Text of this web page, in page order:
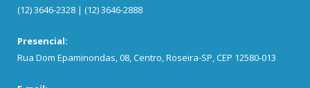
(12) 3646-2328 | (12) 3646-2888
Presencial:
Rua Dom Epaminondas, 08, Centro, Roseira-SP, CEP 12580-013